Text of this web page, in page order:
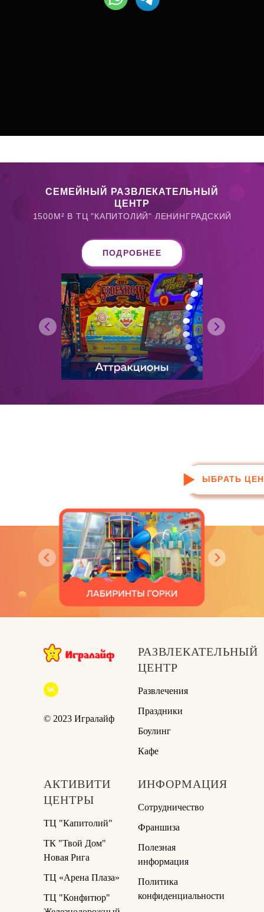
ПОДРОБНЕЕ
ВЫБРАТЬ
1500М² В ТЦ "КАПИТОЛИЙ" ЛЕНИНГРАДСКИЙ
СЕМЕЙНЫЙ РАЗВЛЕКАТЕЛЬНЫЙ
ЦЕНТР
© 2023 Игралайф
РАЗВЛЕКАТЕЛЬНЫЙ
ЦЕНТР
Развлечения
Праздники
Боулинг
Кафе
АКТИВИТИ
ЦЕНТРЫ
ТЦ "Капитолий"
ТК "Твой Дом"
Новая Рига
ТЦ «Арена Плаза»
ТЦ "Конфитюр"
ИНФОРМАЦИЯ
Сотрудничество
Франшиза
Полезная
информация
Политика
конфиденциальности